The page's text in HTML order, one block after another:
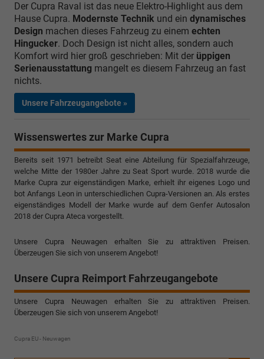
Der Cupra Raval ist das neue Elektro-Highlight aus dem
Hause Cupra. Modernste Technik und ein dynamisches
Design machen dieses Fahrzeug zu einem echten
Hingucker. Doch Design ist nicht alles, sondern auch
Komfort wird hier groß geschrieben: Mit der üppigen
Serienausstattung mangelt es diesem Fahrzeug an fast
nichts.
Unsere Fahrzeugangebote »
Wissenswertes zur Marke Cupra
Bereits seit 1971 betreibt Seat eine Abteilung für Spezialfahrzeuge,
welche Mitte der 1980er Jahre zu Seat Sport wurde. 2018 wurde die
Marke Cupra zur eigenständigen Marke, erhielt ihr eigenes Logo und
bot Anfangs Leon in unterschiedlichen Cupra-Versionen an. Als erstes
eigenständiges Modell der Marke wurde auf dem Genfer Autosalon
2018 der Cupra Ateca vorgestellt.
Unsere Cupra Neuwagen erhalten Sie zu attraktiven Preisen.
Überzeugen Sie sich von unserem Angebot!
Unsere Cupra Reimport Fahrzeugangebote
Unsere Cupra Neuwagen erhalten Sie zu attraktiven Preisen.
Überzeugen Sie sich von unserem Angebot!
Cupra EU - Neuwagen